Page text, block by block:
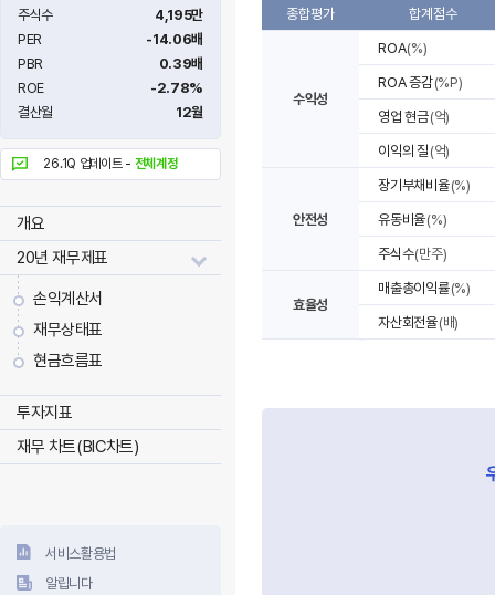
주식수
4,195만
PER
-14.06배
PBR
0.39배
ROE
-2.78%
결산월
12월
26.1Q 업데이트 - 전체계정
개요
20년 재무제표
손익계산서
재무상태표
현금흐름표
투자지표
재무 차트(BIC차트)
서비스활용법
알립니다
종합평가 합계점수
수익성
ROA(%)
ROA 증감(%P)
영업 현금(억)
이익의 질 (억)
안전성
장기부채비율(%)
유동비율(%)
주식수(만주)
효율성
매출총이익률(%)
자산회전율(배)